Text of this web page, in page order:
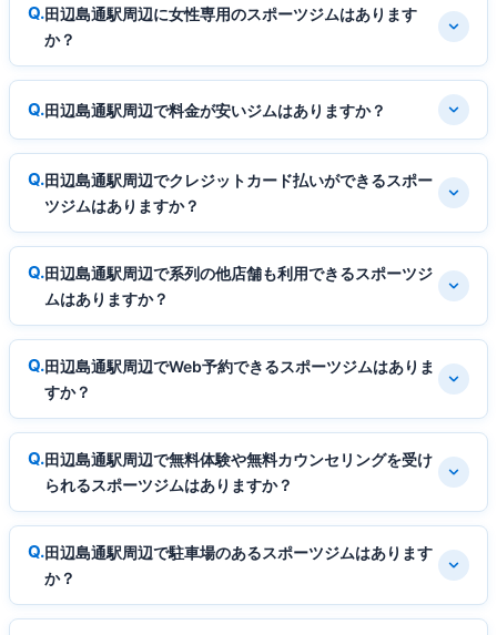
田辺島通駅周辺に女性専用のスポーツジムはあります
か？
田辺島通駅周辺で料金が安いジムはありますか？
田辺島通駅周辺でクレジットカード払いができるスポー
ツジムはありますか？
田辺島通駅周辺で系列の他店舗も利用できるスポーツジ
ムはありますか？
田辺島通駅周辺でWeb予約できるスポーツジムはありま
すか？
田辺島通駅周辺で無料体験や無料カウンセリングを受け
られるスポーツジムはありますか？
田辺島通駅周辺で駐車場のあるスポーツジムはあります
か？